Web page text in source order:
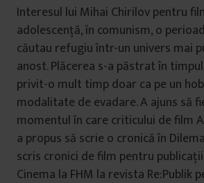
Interesul lui Mihai Chirilov pentru
adolescență, în comunism, o
căutau refugiu într-un univers mai
anost. Plăcerea s-a păstrat în
privit-o mult timp doar ca pe un
modalitate de evadare. A ajuns să
momentul în care criticului de film
a propus să scrie o cronică în
scris cronici de film pentru
Cinema la FHM la revista Re:Publik